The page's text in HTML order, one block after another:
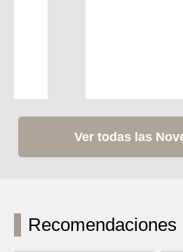
Ver todas las
Recomendaciones